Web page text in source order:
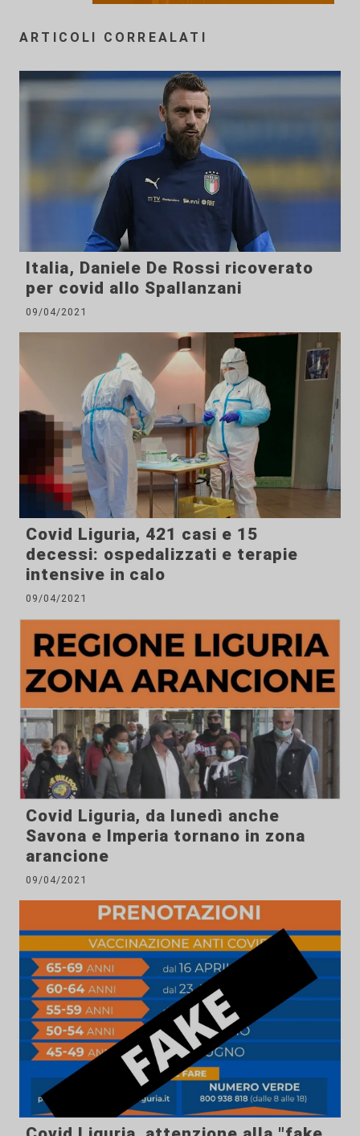
ARTICOLI CORREALATI
Italia, Daniele De Rossi ricoverato
per covid allo Spallanzani
09/04/2021
Covid Liguria, 421 casi e 15
decessi: ospedalizzati e terapie
intensive in calo
09/04/2021
Covid Liguria, da lunedì anche
Savona e Imperia tornano in zona
arancione
09/04/2021